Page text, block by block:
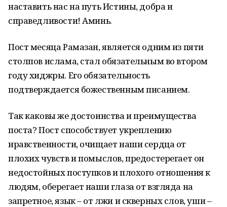
наставить нас на путь Истины, добра и
справедливости! Аминь.
Пост месяца Рамазан, является одним из пяти
cтолпов ислама, стал обязательным во втором
году хиджры. Его обязательность
подтверждается божественным писанием.
Так каковы же достоинства и преимущества
поста? Пост способствует укреплению
нравственности, очищает наши сердца от
плохих чувств и помыслов, предостерегает он
недостойных поступков и плохого отношения к
людям, оберегает наши глаза от взгляда на
запретное, язык – от лжи и скверных слов, уши –